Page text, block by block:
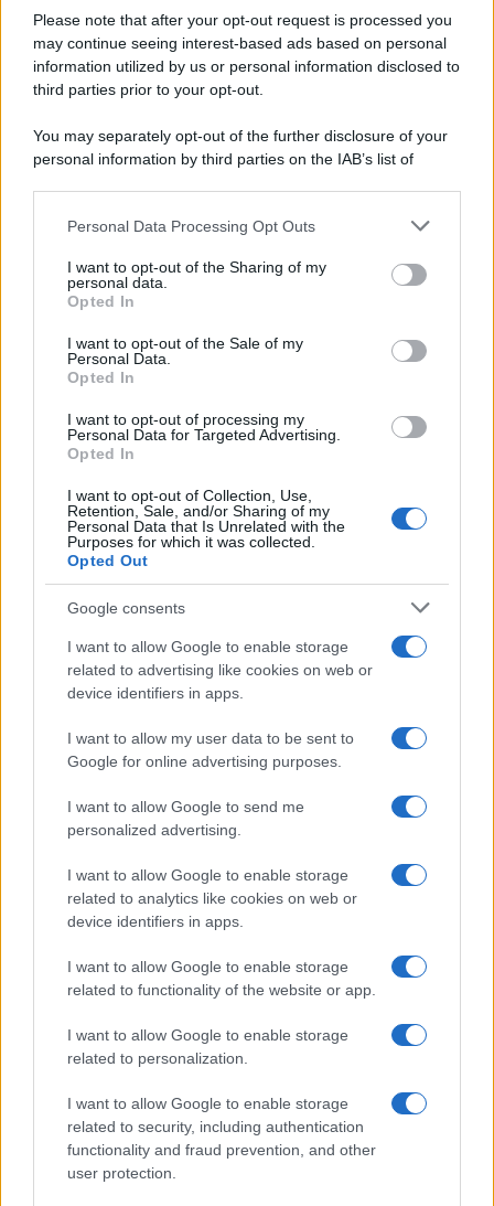
Please note that after your opt-out request is processed you
may continue seeing interest-based ads based on personal
information utilized by us or personal information disclosed to
third parties prior to your opt-out.
You may separately opt-out of the further disclosure of your
personal information by third parties on the IAB’s list of
This information may also be disclosed by us to third parties
disclose it to other third parties.
Please note that this website/app uses one or more Google
services and may gather and store information including but
not limited to your visit or usage behaviour. You may click to
grant or deny consent to Google and its third-party tags to
consent section.
Personal Data Processing Opt Outs
I want to opt-out of the Sharing of my
personal data.
Opted In
I want to opt-out of the Sale of my
Personal Data.
Opted In
I want to opt-out of processing my
Personal Data for Targeted Advertising.
Opted In
I want to opt-out of Collection, Use,
Retention, Sale, and/or Sharing of my
Personal Data that Is Unrelated with the
Purposes for which it was collected.
Opted Out
Google consents
I want to allow Google to enable storage
related to advertising like cookies on web or
device identifiers in apps.
I want to allow my user data to be sent to
Google for online advertising purposes.
I want to allow Google to send me
personalized advertising.
I want to allow Google to enable storage
related to analytics like cookies on web or
device identifiers in apps.
I want to allow Google to enable storage
related to functionality of the website or app.
I want to allow Google to enable storage
related to personalization.
I want to allow Google to enable storage
related to security, including authentication
functionality and fraud prevention, and other
user protection.
Hig Tech Mag
Lgbtqia News
Day Travel 365
SecondHomeMagazine
Francia
InvestirMag
Germania
UK
News Hub UK
Lgbtq News
Olanda
NL Newz